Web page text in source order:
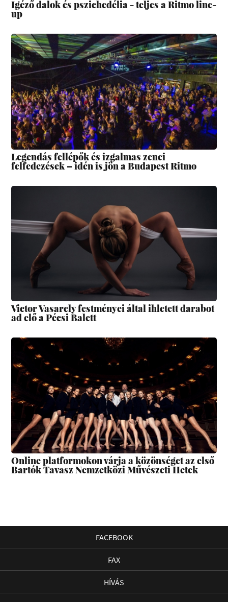
Igéző dalok és pszichedélia - teljes a Ritmo line-
up
Legendás fellépők és izgalmas zenei
felfedezések – idén is jön a Budapest Ritmo
Victor Vasarely festményei által ihletett darabot
ad elő a Pécsi Balett
Online platformokon várja a közönséget az első
Bartók Tavasz Nemzetközi Művészeti Hetek
FACEBOOK
FAX
HÍVÁS